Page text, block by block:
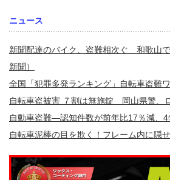
ニュース
新聞配達のバイク、盗難相次ぐ 和歌山
新聞）
全国「犯罪多発ランキング」自転車盗難
自転車盗被害 ７割は無施錠 岡山県警、
自動車盗難—認知件数が前年比17％減
自転車泥棒の目を欺く！フレーム内に隠